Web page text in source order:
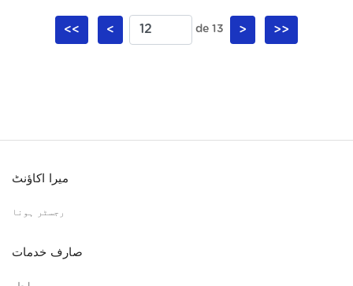
<< < de 13 > >>
میرا اکاؤنٹ
رجسٹر ہونا
صارف خدمات